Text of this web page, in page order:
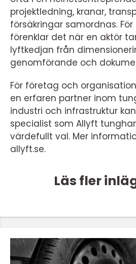
projektledning, kranar,
försäkringar samordnas.
förenklar det när en aktör
lyftkedjan från
genomförande och
För företag och
en erfaren partner inom
industri och infrastruktur
specialist som Allyft
värdefullt val. Mer
allyft.se.
Läs fler